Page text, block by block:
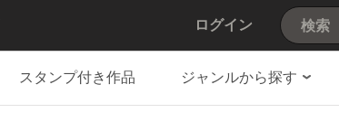
ログイン
スタンプ付き作品 ジャンルから探す